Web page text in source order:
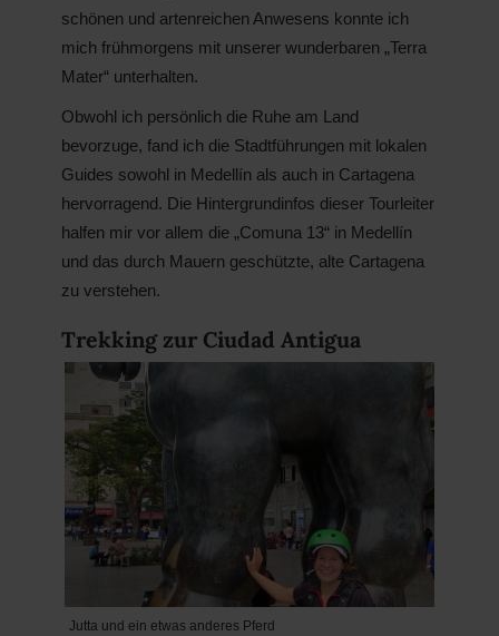
schönen und artenreichen Anwesens konnte ich
mich frühmorgens mit unserer wunderbaren „Terra
Mater“ unterhalten.
Obwohl ich persönlich die Ruhe am Land
bevorzuge, fand ich die Stadtführungen mit lokalen
Guides sowohl in Medellín als auch in Cartagena
hervorragend. Die Hintergrundinfos dieser Tourleiter
halfen mir vor allem die „Comuna 13“ in Medellín
und das durch Mauern geschützte, alte Cartagena
zu verstehen.
Trekking zur Ciudad Antigua
Jutta und ein etwas anderes Pferd